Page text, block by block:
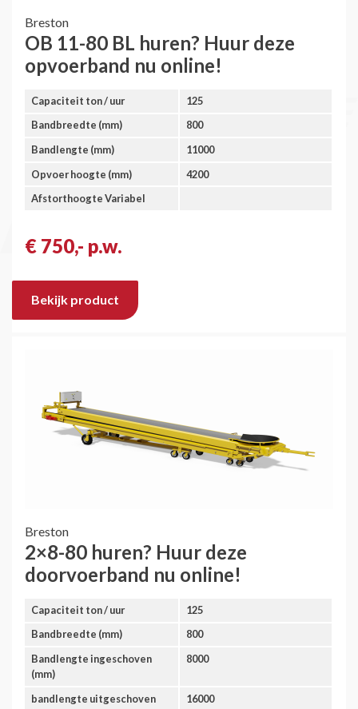
Breston
OB 11-80 BL huren? Huur deze
opvoerband nu online!
Capaciteit ton / uur
125
Bandbreedte (mm)
800
Bandlengte (mm)
11000
Opvoer hoogte (mm)
4200
Afstorthoogte Variabel
€ 750,- p.w.
Bekijk product
Breston
2×8-80 huren? Huur deze
doorvoerband nu online!
Capaciteit ton / uur
125
Bandbreedte (mm)
800
Bandlengte ingeschoven
(mm)
8000
bandlengte uitgeschoven
16000